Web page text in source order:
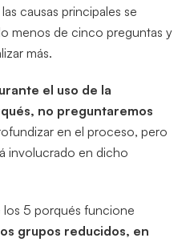
causas principales se
menos de cinco preguntas y
más.
el uso de la
no preguntaremos
en el proceso, pero
involucrado en dicho
los 5 porqués funcione
grupos reducidos, en